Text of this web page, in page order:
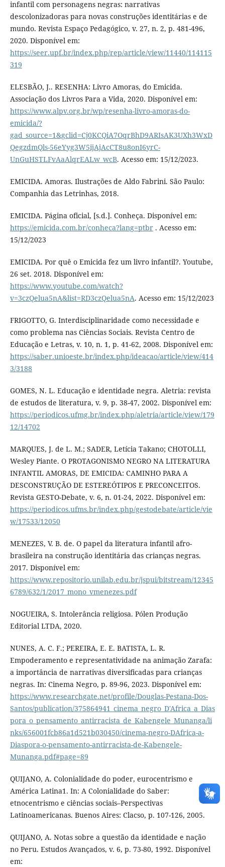
infantil com personagens negras: narrativas
descolonizadoras para novas construções identitárias e de
mundo. Revista Espaço Pedagógico, v. 27, n. 2, p. 481-496,
2020. Disponível em:
https://seer.upf.br/index.php/rep/article/view/11440/114115
319
ELESBÃO, J.. RESENHA: Livro Amoras, do Emicida.
Associação dos Livros Para a Vida, 2020. Disponível em:
https://www.alpv.org.br/wp/resenha-livro-amoras-do-
emicida/?
gad_source=1&gclid=Cj0KCQiA7OqrBhD9ARIsAK3UXh3WxD
QegzdmQls-56eYyg3W5ijAjAcCT8u8onI6yrC-
UnGuHSTLFvAaAlqrEALw_wcB. Acesso em: 15/12/2023.
EMICIDA. Amoras. Ilustrações de Aldo Fabrini. São Paulo:
Companhia das Letrinhas, 2018.
EMICIDA. Página oficial, [s.d.]. Conheça. Disponível em:
https://emicida.com.br/conheca?lang=ptbr. Acesso em:
15/12/2023
EMICIDA. Por quê o Emicida fez um livro infantil?. Youtube,
26 set. 2018. Disponível em:
https://www.youtube.com/watch?
v=3czQelua5nA&list=RD3czQelua5nA. Acesso em: 15/12/2023
FRIGOTTO, G. Interdisciplinaridade como necessidade e
como problema nas Ciências Sociais. Revista Centro de
Educação e Letras, v. 10, n. 1, p. 41-62, 2008. Disponível em:
https://saber.unioeste.br/index.php/ideacao/article/view/414
3/3188
GOMES, N. L. Educação e identidade negra. Aletria: revista
de estudos de literatura, v. 9, p. 38-47, 2002. Disponível em:
https://periodicos.ufmg.br/index.php/aletria/article/view/179
12/14702
MARQUES, J. de L. M.; SADER, Letícia Takano; CHOTOLLI,
Wesley Piante. O PROTAGONISMO NEGRO NA LITERATURA
INFANTIL AMORAS, DE EMICIDA: CAMINHO PARA A
DESCONSTRUÇÃO DE ESTEREÓTIPOS E PRECONCEITOS.
Revista GESTO-Debate, v. 6, n. 01-24, 2022. Disponível em:
https://periodicos.ufms.br/index.php/gestodebate/article/vie
w/17533/12050
MENEZES, V. B. de. O papel da literatura infantil afro-
brasileira na construção identitária das crianças negras.
2017. Disponível em:
https://www.repositorio.unilab.edu.br/jspui/bitstream/12345
6789/632/1/2017_mono_vmenezes.pdf
NOGUEIRA, S. Intolerância religiosa. Pólen Produção
Editorial LTDA, 2020.
NUNES, A. C. F.; PEREIRA, E. E. BATISTA, L. R.
Empoderamento e representatividade na animação Zarafa:
a importância de narrativas diversificadas para crianças
negras. In: Cinema Negro, p. 89-96, 2023. Disponível em:
https://www.researchgate.net/profile/Douglas-Pestana-Dos-
Santos/publication/375864941_cinema_negro_D'Africa_a_Dias
pora_o_pensamento_antirracista_de_Kabengele_Munanga/li
nks/656001fcb86a1d521b030450/cinema-negro-DAfrica-a-
Diaspora-o-pensamento-antirracista-de-Kabengele-
Munanga.pdf#page=89
QUIJANO, A. Colonialidade do poder, eurocentrismo e
América Latina1. In: A Colonialidade do Saber:
etnocentrismo e ciências sociais–Perspectivas
Latinoamericanas. Buenos Aires: Clacso, p. 107-126, 2005.
QUIJANO, A. Notas sobre a questão da identidade e nação
no Peru. Estudos Avançados, v. 6, p. 73-80, 1992. Disponível
em: